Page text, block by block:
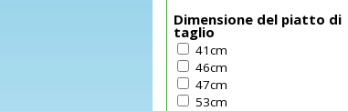
Dimensione del piatto di
taglio
41cm
46cm
47cm
53cm